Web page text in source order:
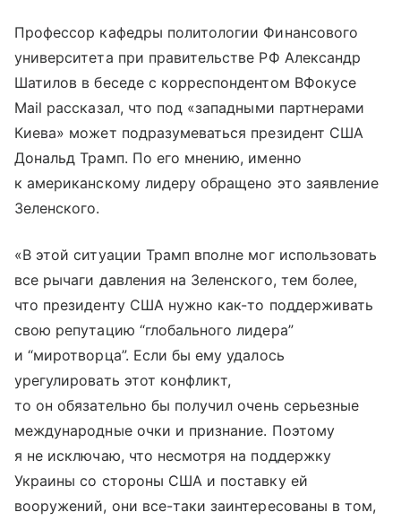
Профессор кафедры политологии Финансового
университета при правительстве РФ Александр
Шатилов в беседе с корреспондентом ВФокусе
Mail рассказал, что под «западными партнерами
Киева» может подразумеваться президент США
Дональд Трамп. По его мнению, именно
к американскому лидеру обращено это заявление
Зеленского.
«В этой ситуации Трамп вполне мог использовать
все рычаги давления на Зеленского, тем более,
что президенту США нужно как-то поддерживать
свою репутацию “глобального лидера”
и “миротворца”. Если бы ему удалось
урегулировать этот конфликт,
то он обязательно бы получил очень серьезные
международные очки и признание. Поэтому
я не исключаю, что несмотря на поддержку
Украины со стороны США и поставку ей
вооружений, они все-таки заинтересованы в том,